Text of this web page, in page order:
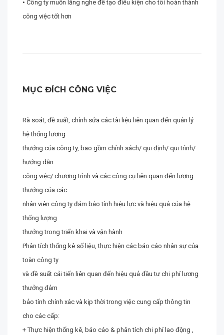
• Công ty muốn lắng nghe để tạo điều kiện cho tôi hoàn thành
công việc tốt hơn
MỤC ĐÍCH CÔNG VIỆC
Rà soát, đề xuất, chỉnh sửa các tài liệu liên quan đến quản lý
hệ thống lương
thưởng của công ty, bao gồm chính sách/ qui định/ qui trình/
hướng dẫn
công việc/ chương trình và các công cụ liên quan đến lương
thưởng của các
nhân viên công ty đảm bảo tính hiệu lực và hiệu quả của hệ
thống lượng
thưởng trong triển khai và vận hành
Phân tích thống kê số liệu, thực hiện các báo cáo nhân sự của
toàn công ty
và đề suất cải tiến liên quan đến hiệu quả đầu tư chi phí lương
thưởng đảm
bảo tính chính xác và kịp thời trong việc cung cấp thông tin
cho các cấp:
+ Thực hiện thống kê, báo cáo & phân tích chi phí lao động ,